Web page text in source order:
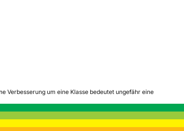
Verbesserung um eine Klasse bedeutet ungefähr eine